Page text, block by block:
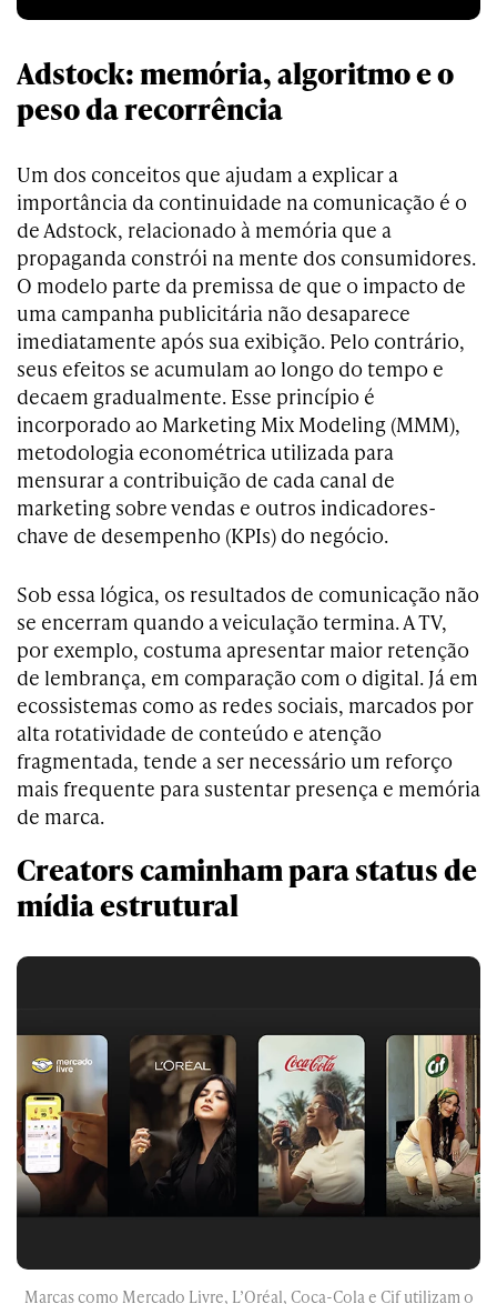
Adstock: memória, algoritmo e o
peso da recorrência
Um dos conceitos que ajudam a explicar a
importância da continuidade na comunicação é o
de Adstock, relacionado à memória que a
propaganda constrói na mente dos consumidores.
O modelo parte da premissa de que o impacto de
uma campanha publicitária não desaparece
imediatamente após sua exibição. Pelo contrário,
seus efeitos se acumulam ao longo do tempo e
decaem gradualmente. Esse princípio é
incorporado ao Marketing Mix Modeling (MMM),
metodologia econométrica utilizada para
mensurar a contribuição de cada canal de
marketing sobre vendas e outros indicadores-
chave de desempenho (KPIs) do negócio.
Sob essa lógica, os resultados de comunicação não
se encerram quando a veiculação termina. A TV,
por exemplo, costuma apresentar maior retenção
de lembrança, em comparação com o digital. Já em
ecossistemas como as redes sociais, marcados por
alta rotatividade de conteúdo e atenção
fragmentada, tende a ser necessário um reforço
mais frequente para sustentar presença e memória
de marca.
Creators caminham para status de
mídia estrutural
Marcas como Mercado Livre, L’Oréal, Coca-Cola e Cif utilizam o